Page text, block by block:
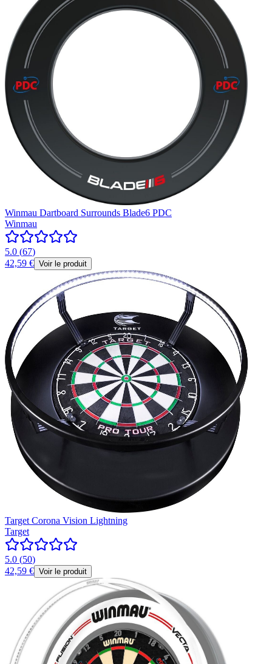
Winmau Dartboard Surrounds Blade6 PDC
Winmau
5.0 (67)
42,59 € Voir le produit
Target Corona Vision Lightning
Target
5.0 (50)
42,59 € Voir le produit